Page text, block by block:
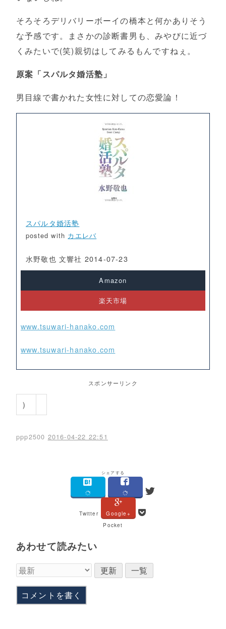
そろそろデリバリーボーイの橋本と何かありそう
な予感です。まさかの診断書男も、みやびに近づ
くみたいで(笑)親切はしてみるもんですねぇ。
原案「スパルタ婚活塾」
男目線で書かれた女性に対しての恋愛論！
スパルタ婚活塾
posted with カエレバ
水野敬也 文響社 2014-07-23
Amazon
楽天市場
www.tsuwari-hanako.com
www.tsuwari-hanako.com
スポンサーリンク
）
ppp2500 2016-04-22 22:51
シェアする
Twitter
Google+
Pocket
あわせて読みたい
コメントを書く